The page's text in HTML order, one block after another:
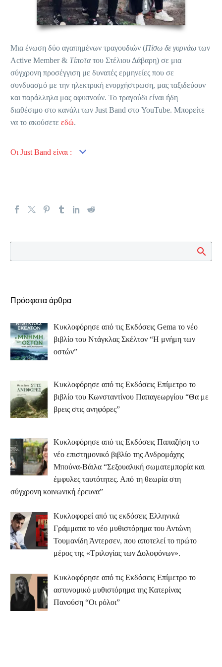
Μια ένωση δύο αγαπημένων τραγουδιών (Πίσω δε γυρνάω των
Active Member & Τίποτατου Στέλιου Δάβαρη) σε μια
σύγχρονη προσέγγιση με δυνατές ερμηνείες που σε
συνδυασμό με την ηλεκτρική ενορχήστρωση, μας ταξιδεύουν
και παράλληλα μας αφυπνούν. Το τραγούδι είναι ήδη
διαθέσιμο στο κανάλι των Just Band στο YouTube. Μπορείτε
να το ακούσετε εδώ.
Οι Just Band είναι :
Πρόσφατα άρθρα
Κυκλοφόρησε από τις Εκδόσεις Gema το νέο
βιβλίο του Ντάγκλας Σκέλτον “Η μνήμη των
οστών”
Κυκλοφόρησε από τις Εκδόσεις Επίμετρο το
βιβλίο του Κωνσταντίνου Παπαγεωργίου “Θα με
βρεις στις ανηφόρες”
Κυκλοφόρησε από τις Εκδόσεις Παπαζήση το
νέο επιστημονικό βιβλίο της Ανδρομάχης
Μπούνα-Βάιλα “Σεξουαλική σωματεμπορία και
έμφυλες ταυτότητες. Από τη θεωρία στη
σύγχρονη κοινωνική έρευνα”
Κυκλοφορεί από τις εκδόσεις Ελληνικά
Γράμματα το νέο μυθιστόρημα του Αντώνη
Τουμανίδη Άντερσεν, που αποτελεί το πρώτο
μέρος της «Τριλογίας των Δολοφόνων».
Κυκλοφόρησε από τις Εκδόσεις Επίμετρο το
αστυνομικό μυθιστόρημα της Κατερίνας
Πανούση “Οι ρόλοι”